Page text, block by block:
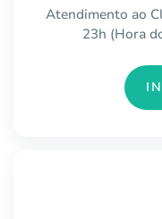
Atendimento ao
23h (Hora